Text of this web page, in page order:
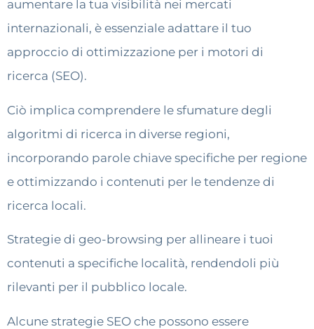
aumentare la tua visibilità nei mercati
internazionali, è essenziale adattare il tuo
approccio di ottimizzazione per i motori di
ricerca (SEO).
Ciò implica comprendere le sfumature degli
algoritmi di ricerca in diverse regioni,
incorporando parole chiave specifiche per regione
e ottimizzando i contenuti per le tendenze di
ricerca locali.
Strategie di geo-browsing per allineare i tuoi
contenuti a specifiche località, rendendoli più
rilevanti per il pubblico locale.
Alcune strategie SEO che possono essere